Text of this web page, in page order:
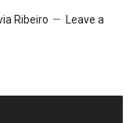
Ribeiro
Leave a